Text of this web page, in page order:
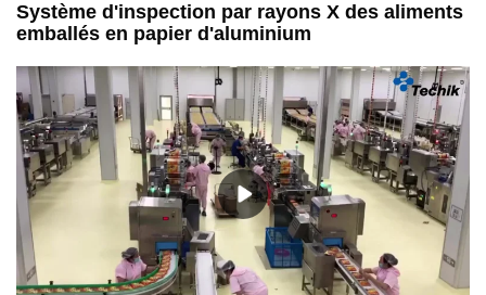
Système d'inspection par rayons X des aliments
emballés en papier d'aluminium